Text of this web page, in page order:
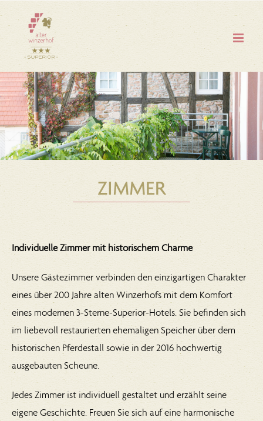
Inhalt
springen
ZIMMER
Individuelle Zimmer mit historischem Charme
Unsere Gästezimmer verbinden den einzigartigen Charakter
eines über 200 Jahre alten Winzerhofs mit dem Komfort
eines modernen 3-Sterne-Superior-Hotels. Sie befinden sich
im liebevoll restaurierten ehemaligen Speicher über dem
historischen Pferdestall sowie in der 2016 hochwertig
ausgebauten Scheune.
Jedes Zimmer ist individuell gestaltet und erzählt seine
eigene Geschichte. Freuen Sie sich auf eine harmonische